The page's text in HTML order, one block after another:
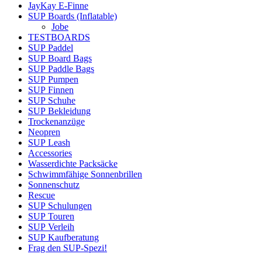
JayKay E-Finne
SUP Boards (Inflatable)
Jobe
TESTBOARDS
SUP Paddel
SUP Board Bags
SUP Paddle Bags
SUP Pumpen
SUP Finnen
SUP Schuhe
SUP Bekleidung
Trockenanzüge
Neopren
SUP Leash
Accessories
Wasserdichte Packsäcke
Schwimmfähige Sonnenbrillen
Sonnenschutz
Rescue
SUP Schulungen
SUP Touren
SUP Verleih
SUP Kaufberatung
Frag den SUP-Spezi!